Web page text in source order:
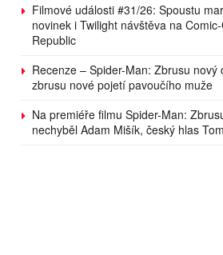
Filmové události #31/26: Spoustu
novinek i Twilight návštěva na
Republic
Recenze – Spider-Man: Zbrusu nový
zbrusu nové pojetí pavoučího muže
Na premiéře filmu Spider-Man:
nechyběl Adam Mišík, český hlas